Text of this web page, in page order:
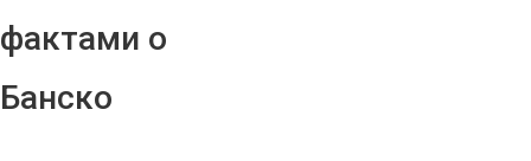
фактами о
Банско